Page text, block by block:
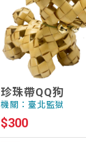
珍珠帶QQ狗
機關：臺北監獄
$300